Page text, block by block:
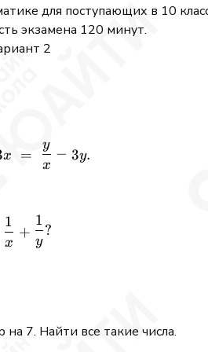
для поступающих в 10
экзамена 120 минут.
2
\frac{x}{y} - 3x
x =
x
y
− 3y.
\frac{1}{x} + \frac{1}{y}?
x
1
+
y
1
?
7. Найти все такие числа.